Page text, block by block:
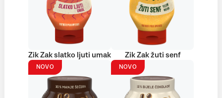
Zik Zak slatko ljuti umak Zik Zak žuti senf
NOVO NOVO